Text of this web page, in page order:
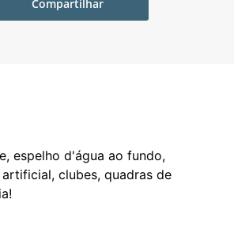
Compartilhar
espelho d'água ao fundo,
clubes, quadras de